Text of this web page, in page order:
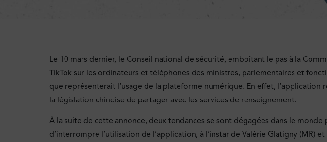
Le 10 mars dernier, le Conseil national de sécurité, emboîtant le pas à la
TikTok sur les ordinateurs et téléphones des ministres, parlementaires et
que représenterait l’usage de la plateforme numérique. En effet,
la législation chinoise de partager avec les services de renseignement.
À la suite de cette annonce, deux tendances se sont dégagées dans le
d’interrompre l’utilisation de l’application, à l’instar de Valérie Glatigny (MR)